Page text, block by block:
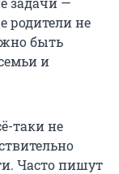
родители не
быть
и
таки не
Часто пишут